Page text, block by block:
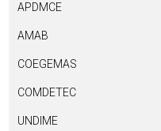
APDMCE
AMAB
COEGEMAS
COMDETEC
UNDIME